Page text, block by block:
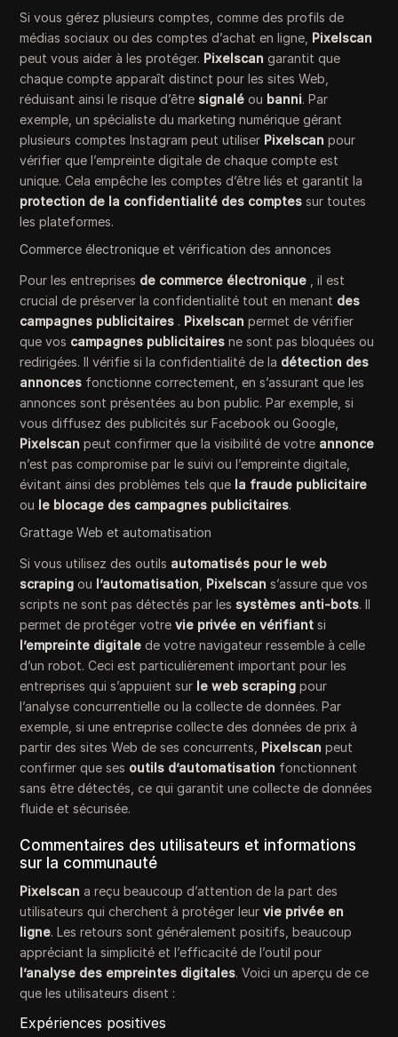
Si vous gérez plusieurs comptes, comme des profils de
médias sociaux ou des comptes d’achat en ligne, Pixelscan
peut vous aider à les protéger. Pixelscan garantit que
chaque compte apparaît distinct pour les sites Web,
réduisant ainsi le risque d’être signalé ou banni. Par
exemple, un spécialiste du marketing numérique gérant
plusieurs comptes Instagram peut utiliser Pixelscan pour
vérifier que l’empreinte digitale de chaque compte est
unique. Cela empêche les comptes d’être liés et garantit la
protection de la confidentialité des comptes sur toutes
les plateformes.
Commerce électronique et vérification des annonces
Pour les entreprises de commerce électronique , il est
crucial de préserver la confidentialité tout en menant des
campagnes publicitaires . Pixelscan permet de vérifier
que vos campagnes publicitaires ne sont pas bloquées ou
redirigées. Il vérifie si la confidentialité de la détection des
annonces fonctionne correctement, en s’assurant que les
annonces sont présentées au bon public. Par exemple, si
vous diffusez des publicités sur Facebook ou Google,
Pixelscan peut confirmer que la visibilité de votre annonce
n’est pas compromise par le suivi ou l’empreinte digitale,
évitant ainsi des problèmes tels que la fraude publicitaire
ou le blocage des campagnes publicitaires.
Grattage Web et automatisation
Si vous utilisez des outils automatisés pour le web
scraping ou l’automatisation Pixelscan s’assure que vos
scripts ne sont pas détectés par les systèmes anti-bots. Il
permet de protéger votrevie privée en vérifiant si
l’empreinte digitale de votre navigateur ressemble à celle
d’un robot. Ceci est particulièrement important pour les
entreprises qui s’appuient sur le web scraping pour
l’analyse concurrentielle ou la collecte de données. Par
exemple, si une entreprise collecte des données de prix à
partir des sites Web de ses concurrents, Pixelscan peut
confirmer que ses outils d’automatisation fonctionnent
sans être détectés, ce qui garantit une collecte de données
fluide et sécurisée.
Commentaires des utilisateurs et informations
sur la communauté
Pixelscan a reçu beaucoup d’attention de la part des
utilisateurs qui cherchent à protéger leurvie privée en
ligne. Les retours sont généralement positifs, beaucoup
appréciant la simplicité et l’efficacité de l’outil pour
l’analyse des empreintes digitales. Voici un aperçu de ce
que les utilisateurs disent :
Expériences positives